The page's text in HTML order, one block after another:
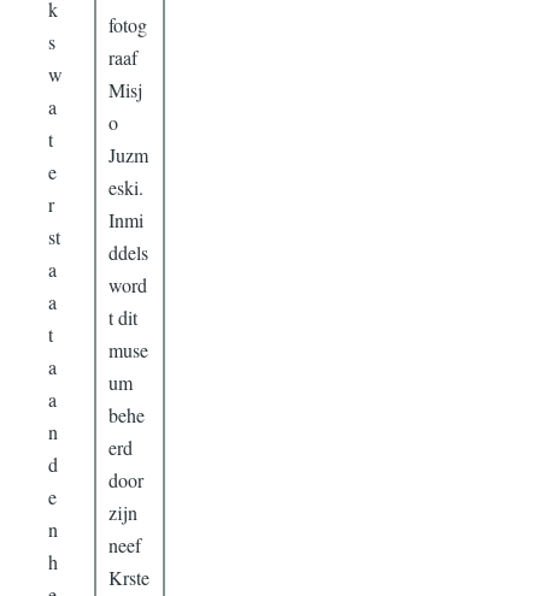
k
s
w
a
t
e
r
st
a
a
t
a
a
n
d
e
n
h
fotog
raaf
Misj
o
Juzm
eski.
Inmi
ddels
word
t dit
muse
um
behe
erd
door
zijn
neef
Krste